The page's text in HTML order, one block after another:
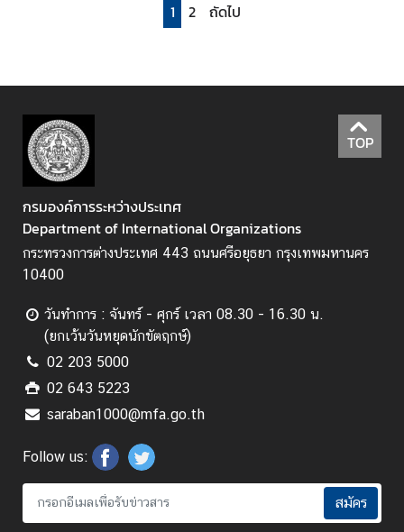
ก
ง
า
น
Q
&
A
1 2 ถัดไป
TOP
กรมองค์การระหว่างประเทศ
Department of International Organizations
กระทรวงการต่างประเทศ 443 ถนนศรีอยุธยา กรุงเทพมหานคร
10400
วันทำการ : จันทร์ - ศุกร์ เวลา 08.30 - 16.30 น.
(ยกเว้นวันหยุดนักขัตฤกษ์)
02 203 5000
02 643 5223
saraban1000@mfa.go.th
Follow us:
สมัคร